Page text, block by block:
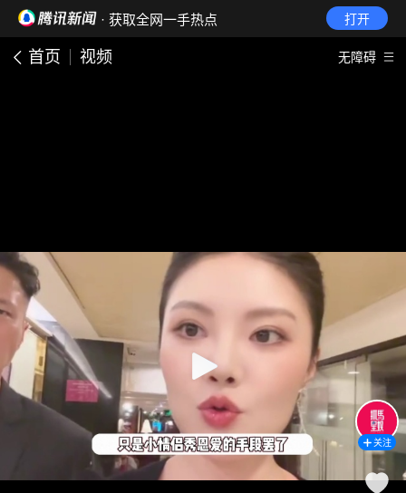
· 获取全网一手热点 打开
首页 视频 无障碍
关注